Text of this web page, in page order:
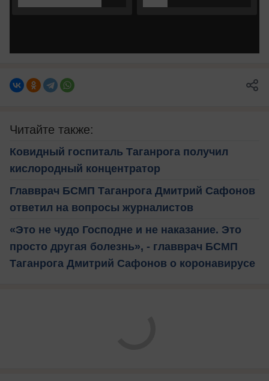
Читайте также:
Ковидный госпиталь Таганрога получил
кислородный концентратор
Главврач БСМП Таганрога Дмитрий Сафонов
ответил на вопросы журналистов
«Это не чудо Господне и не наказание. Это
просто другая болезнь», - главврач БСМП
Таганрога Дмитрий Сафонов о коронавирусе